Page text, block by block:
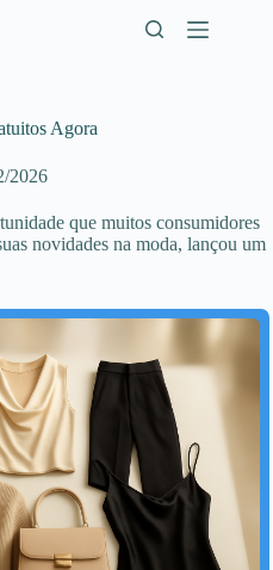
Agora
2026
que muitos consumidores
novidades na moda, lançou um